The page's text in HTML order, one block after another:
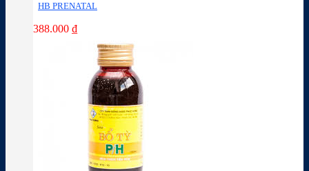
HB PRENATAL
388.000 ₫